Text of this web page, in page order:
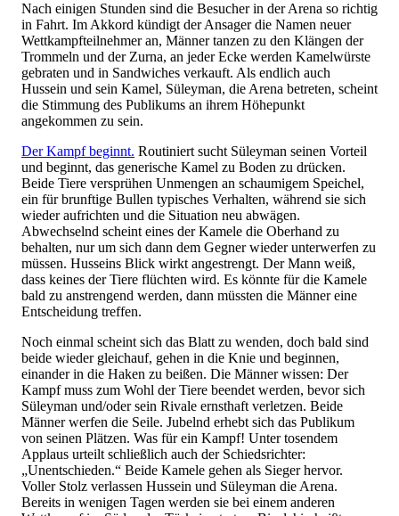
Nach einigen Stunden sind die Besucher in der Arena so richtig
in Fahrt. Im Akkord kündigt der Ansager die Namen neuer
Wettkampfteilnehmer an, Männer tanzen zu den Klängen der
Trommeln und der Zurna, an jeder Ecke werden Kamelwürste
gebraten und in Sandwiches verkauft. Als endlich auch
Hussein und sein Kamel, Süleyman, die Arena betreten, scheint
die Stimmung des Publikums an ihrem Höhepunkt
angekommen zu sein.
Der Kampf beginnt. Routiniert sucht Süleyman seinen Vorteil
und beginnt, das generische Kamel zu Boden zu drücken.
Beide Tiere versprühen Unmengen an schaumigem Speichel,
ein für brunftige Bullen typisches Verhalten, während sie sich
wieder aufrichten und die Situation neu abwägen.
Abwechselnd scheint eines der Kamele die Oberhand zu
behalten, nur um sich dann dem Gegner wieder unterwerfen zu
müssen. Husseins Blick wirkt angestrengt. Der Mann weiß,
dass keines der Tiere flüchten wird. Es könnte für die Kamele
bald zu anstrengend werden, dann müssten die Männer eine
Entscheidung treffen.
Noch einmal scheint sich das Blatt zu wenden, doch bald sind
beide wieder gleichauf, gehen in die Knie und beginnen,
einander in die Haken zu beißen. Die Männer wissen: Der
Kampf muss zum Wohl der Tiere beendet werden, bevor sich
Süleyman und/oder sein Rivale ernsthaft verletzen. Beide
Männer werfen die Seile. Jubelnd erhebt sich das Publikum
von seinen Plätzen. Was für ein Kampf! Unter tosendem
Applaus urteilt schließlich auch der Schiedsrichter:
„Unentschieden.“ Beide Kamele gehen als Sieger hervor.
Voller Stolz verlassen Hussein und Süleyman die Arena.
Bereits in wenigen Tagen werden sie bei einem anderen